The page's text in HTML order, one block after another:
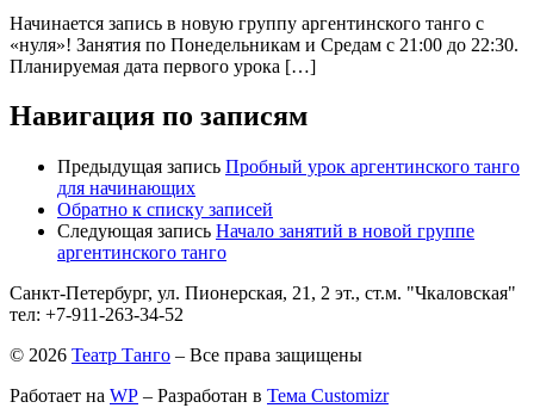
Начинается запись в новую группу аргентинского танго с
«нуля»! Занятия по Понедельникам и Средам с 21:00 до 22:30.
Планируемая дата первого урока […]
Навигация по записям
Предыдущая запись Пробный урок аргентинского танго
для начинающих
Обратно к списку записей
Следующая запись Начало занятий в новой группе
аргентинского танго
Санкт-Петербург, ул. Пионерская, 21, 2 эт., ст.м. "Чкаловская"
тел: +7-911-263-34-52
© 2026 Театр Танго – Все права защищены
Работает на WP – Разработан в Тема Customizr